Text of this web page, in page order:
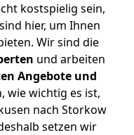
kostspielig sein,
hier, um Ihnen
Wir sind die
und arbeiten
Angebote und
wie wichtig es ist,
nach Storkow
setzen wir